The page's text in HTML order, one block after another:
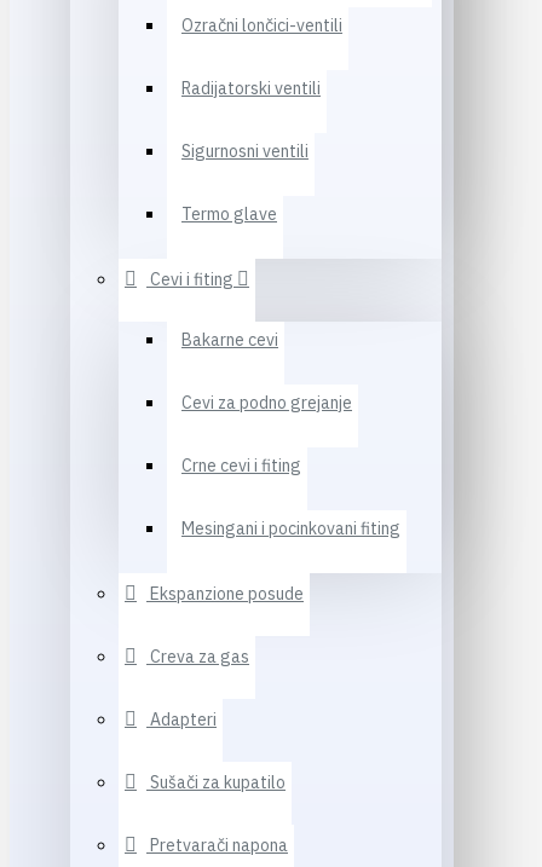
Ozračni lončici-ventili
Radijatorski ventili
Sigurnosni ventili
Termo glave
Cevi i fiting
Bakarne cevi
Cevi za podno grejanje
Crne cevi i fiting
Mesingani i pocinkovani fiting
Ekspanzione posude
Creva za gas
Adapteri
Sušači za kupatilo
Pretvarači napona